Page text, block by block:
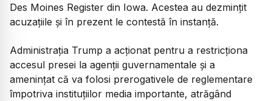
Des Moines Register din Iowa. Acestea au dezmințit
acuzațiile și în prezent le contestă în instanță.
Administrația Trump a acționat pentru a restricționa
accesul presei la agenții guvernamentale și a
amenințat că va folosi prerogativele de reglementare
împotriva instituțiilor media importante, atrăgând